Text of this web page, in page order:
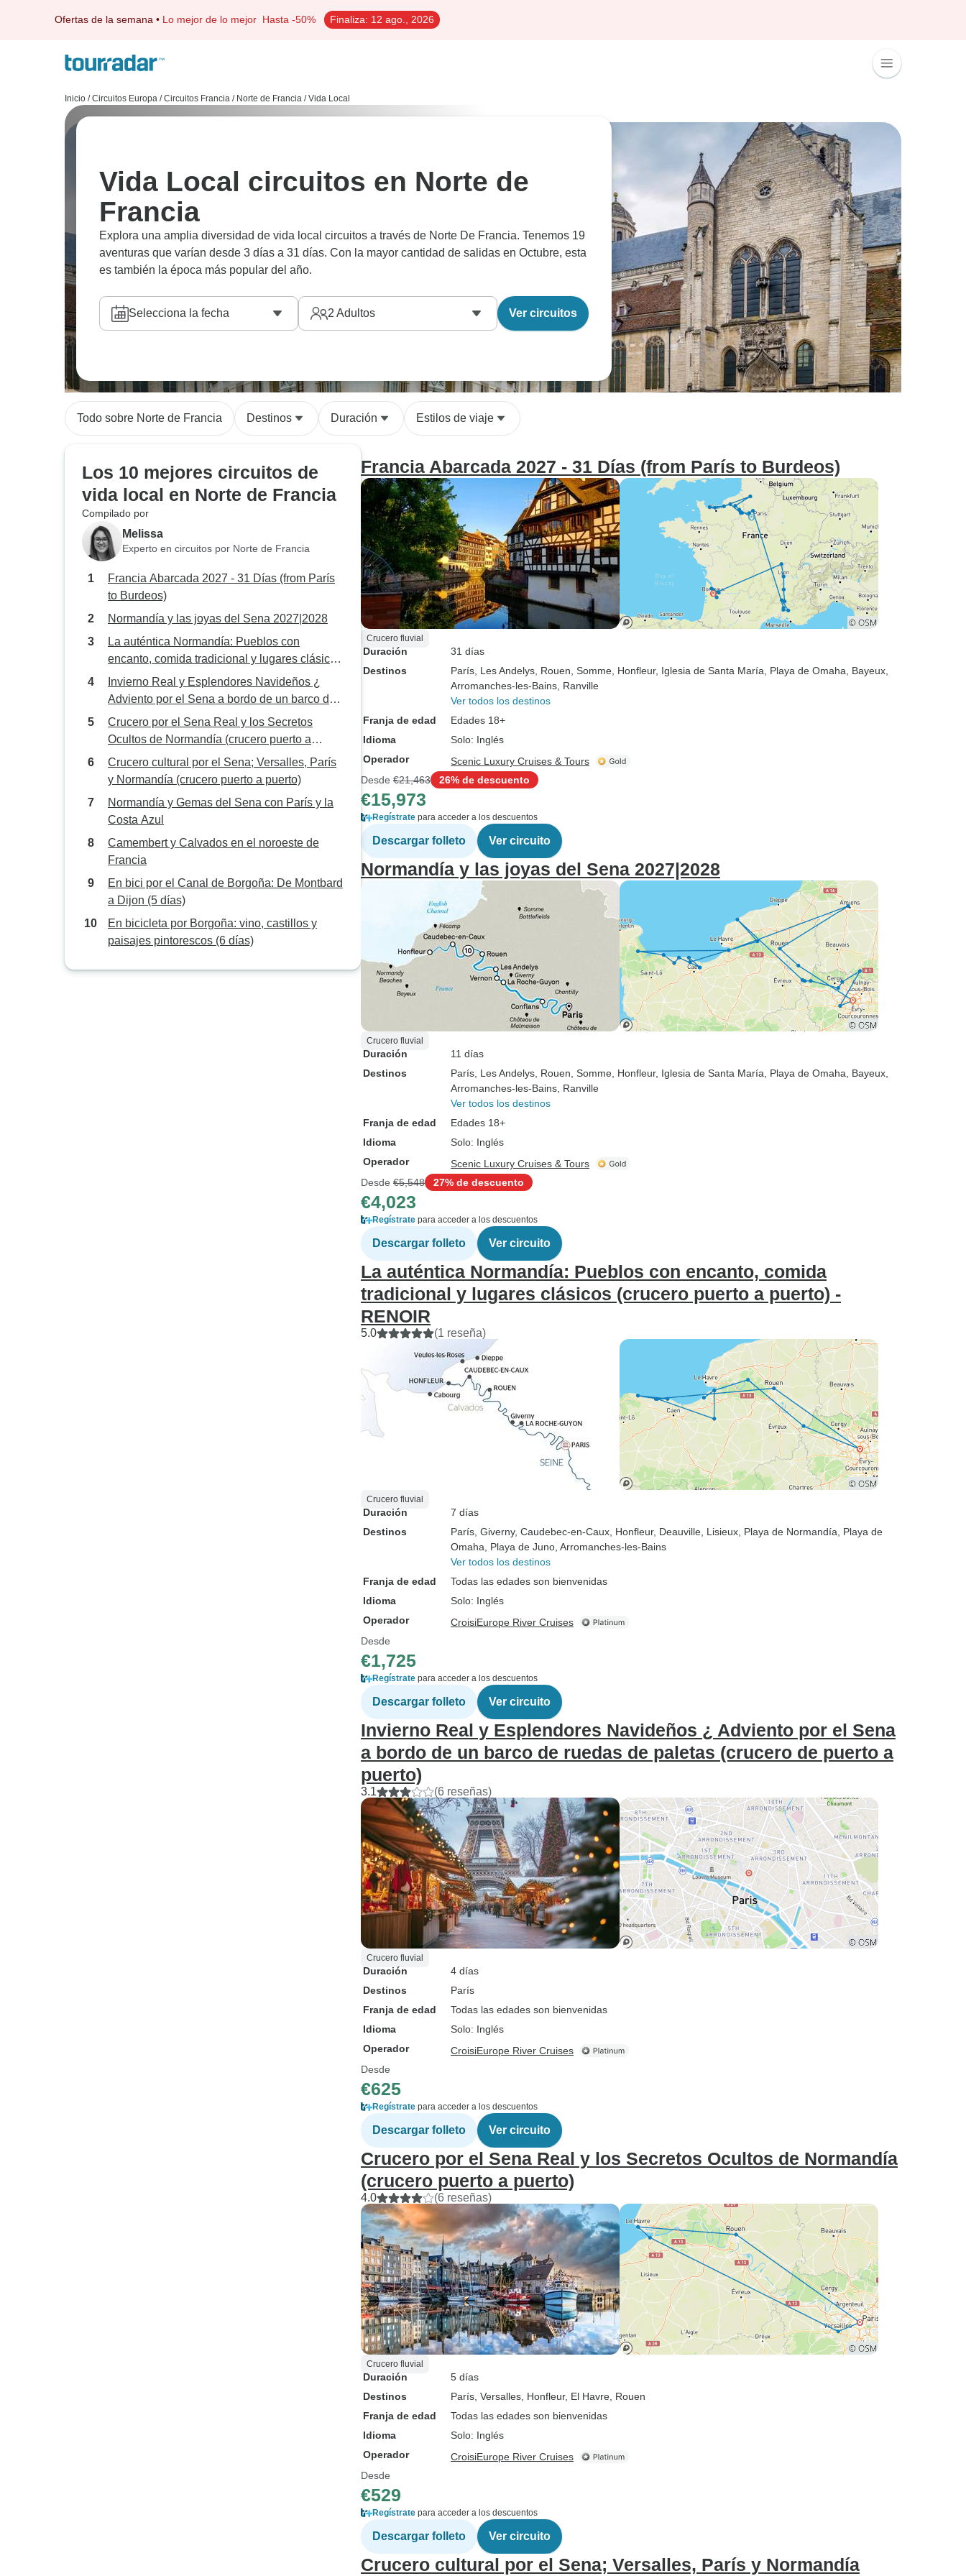
Ofertas de la semana • Lo mejor de lo mejor Hasta -50% Finaliza: 12 ago., 2026
Inicio / Circuitos Europa / Circuitos Francia / Norte de Francia / Vida Local
Vida Local circuitos en Norte de
Francia
Explora una amplia diversidad de vida local circuitos a través de Norte De Francia. Tenemos 19
aventuras que varían desde 3 días a 31 días. Con la mayor cantidad de salidas en Octubre, esta
es también la época más popular del año.
Selecciona la fecha 2 Adultos Ver circuitos
Todo sobre Norte de Francia Destinos Duración Estilos de viaje
Los 10 mejores circuitos de
vida local en Norte de Francia
Compilado por
Melissa
Experto en circuitos por Norte de Francia
Francia Abarcada 2027 - 31 Días (from París
to Burdeos)
Normandía y las joyas del Sena 2027|2028
La auténtica Normandía: Pueblos con
encanto, comida tradicional y lugares clásicos
(crucero puerto a puerto) - RENOIR
Invierno Real y Esplendores Navideños ¿
Adviento por el Sena a bordo de un barco de
ruedas de paletas (crucero de puerto a puerto)
Crucero por el Sena Real y los Secretos
Ocultos de Normandía (crucero puerto a
puerto)
Crucero cultural por el Sena; Versalles, París
y Normandía (crucero puerto a puerto)
Normandía y Gemas del Sena con París y la
Costa Azul
Camembert y Calvados en el noroeste de
Francia
En bici por el Canal de Borgoña: De Montbard
a Dijon (5 días)
En bicicleta por Borgoña: vino, castillos y
paisajes pintorescos (6 días)
Francia Abarcada 2027 - 31 Días (from París to Burdeos)
Crucero fluvial
Duración
31 días
Destinos
París , Les Andelys , Rouen , Somme , Honfleur, Iglesia de Santa María , Playa de Omaha , Bayeux
Arromanches-les-Bains , Ranville
Ver todos los destinos
Franja de edad
Edades 18+
Idioma
Solo: Inglés
Operador
Scenic Luxury Cruises & Tours
Desde €21,463 26% de descuento
€15,973
Regístrate para acceder a los descuentos
Descargar folleto Ver circuito
Normandía y las joyas del Sena 2027|2028
Crucero fluvial
Duración
11 días
Destinos
París , Les Andelys , Rouen , Somme , Honfleur, Iglesia de Santa María , Playa de Omaha , Bayeux
Arromanches-les-Bains , Ranville
Ver todos los destinos
Franja de edad
Edades 18+
Idioma
Solo: Inglés
Operador
Scenic Luxury Cruises & Tours
Desde €5,548 27% de descuento
€4,023
Regístrate para acceder a los descuentos
Descargar folleto Ver circuito
La auténtica Normandía: Pueblos con encanto, comida
tradicional y lugares clásicos (crucero puerto a puerto) -
RENOIR
5.0 (1 reseña)
Crucero fluvial
Duración
7 días
Destinos
París , Giverny, Caudebec-en-Caux , Honfleur, Deauville , Lisieux , Playa de Normandía , Playa de
Omaha , Playa de Juno , Arromanches-les-Bains
Ver todos los destinos
Franja de edad
Todas las edades son bienvenidas
Idioma
Solo: Inglés
Operador
CroisiEurope River Cruises
Desde
€1,725
Regístrate para acceder a los descuentos
Descargar folleto Ver circuito
Invierno Real y Esplendores Navideños ¿ Adviento por el Sena
a bordo de un barco de ruedas de paletas (crucero de puerto a
puerto)
3.1 (6 reseñas)
Crucero fluvial
Duración
4 días
Destinos
París
Franja de edad
Todas las edades son bienvenidas
Idioma
Solo: Inglés
Operador
CroisiEurope River Cruises
Desde
€625
Regístrate para acceder a los descuentos
Descargar folleto Ver circuito
Crucero por el Sena Real y los Secretos Ocultos de Normandía
(crucero puerto a puerto)
4.0 (6 reseñas)
Crucero fluvial
Duración
5 días
Destinos
París , Versalles , Honfleur, El Havre , Rouen
Franja de edad
Todas las edades son bienvenidas
Idioma
Solo: Inglés
Operador
CroisiEurope River Cruises
Desde
€529
Regístrate para acceder a los descuentos
Descargar folleto Ver circuito
Crucero cultural por el Sena; Versalles, París y Normandía